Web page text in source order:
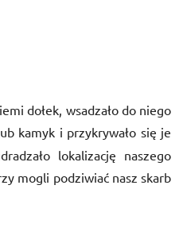
dołek, wsadzało do niego
kamyk i przykrywało się je
lokalizację naszego
mogli podziwiać nasz skarb